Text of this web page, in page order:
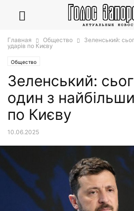
Главная Общество
Зеленський:
ударів по Києву
Общество
Зеленський:
один з
по Києву
10.06.2025